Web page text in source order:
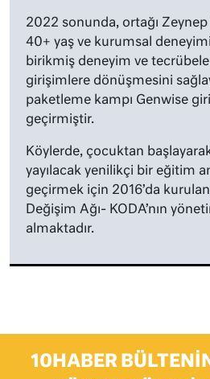
2022 sonunda, ortağı
40+ yaş ve kurumsal
birikmiş deneyim ve
girişimlere dönüşmesini
paketleme kampı Genwise
geçirmiştir.
Köylerde, çocuktan
yayılacak yenilikçi bir eğitim
geçirmek için 2016’da
Değişim Ağı- KODA’nın
almaktadır.
10HABER